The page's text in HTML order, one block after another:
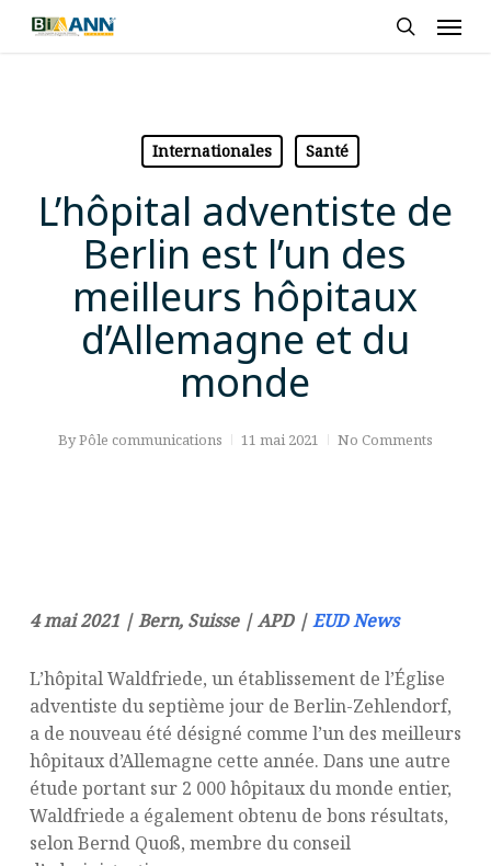
Skip
Internationales Santé
L’hôpital adventiste de
Berlin est l’un des
meilleurs hôpitaux
d’Allemagne et du
monde
ByPôle communications 11 mai 2021 No Comments
4 mai 2021 | Bern, Suisse | APD |EUD News
L’hôpital Waldfriede, un établissement de l’Église
adventiste du septième jour de Berlin-Zehlendorf,
a de nouveau été désigné comme l’un des meilleurs
hôpitaux d’Allemagne cette année. Dans une autre
étude portant sur 2 000 hôpitaux du monde entier,
Waldfriede a également obtenu de bons résultats,
selon Bernd Quoß, membre du conseil